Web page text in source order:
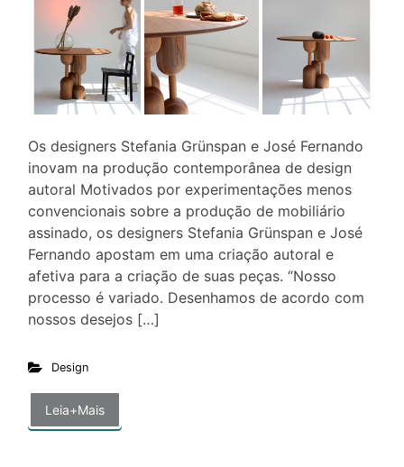
Os designers Stefania Grünspan e José Fernando
inovam na produção contemporânea de design
autoral Motivados por experimentações menos
convencionais sobre a produção de mobiliário
assinado, os designers Stefania Grünspan e José
Fernando apostam em uma criação autoral e
afetiva para a criação de suas peças. “Nosso
processo é variado. Desenhamos de acordo com
nossos desejos […]
Design
Leia+Mais